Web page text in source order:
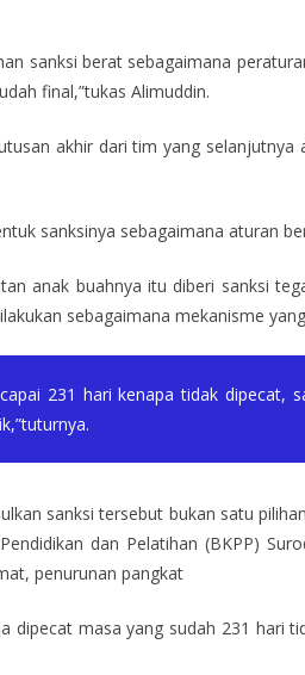
sanksi berat sebagaimana
final,”tukas Alimuddin.
akhir dari tim yang selanjutnya
sanksinya sebagaimana aturan
anak buahnya itu diberi sanksi
sebagaimana mekanisme
231 hari kenapa tidak dipecat,
sanksi tersebut bukan satu
dan Pelatihan (BKPP)
penurunan pangkat
dipecat masa yang sudah 231 hari